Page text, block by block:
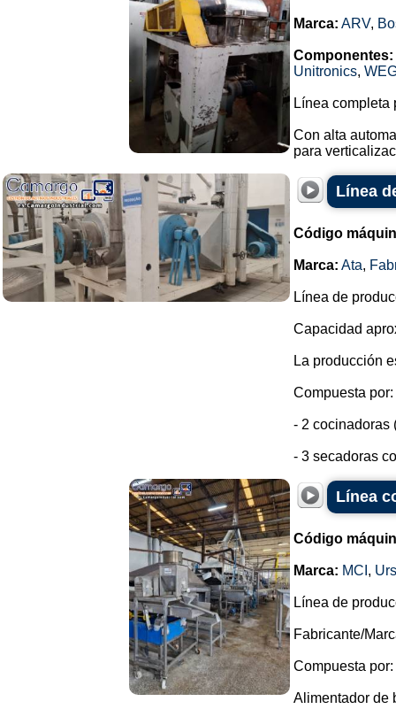
Marca: ARV,
Componentes:
Unitronics,
Línea completa
Con alta
para
Línea
Código
Marca: Ata,
Línea de
Capacidad
La producción
Compuesta por:
- 2 cocinadoras
- 3 secadoras
Línea
Código
Marca: MCI ,
Línea de
Fabricante/
Compuesta por:
Alimentador de